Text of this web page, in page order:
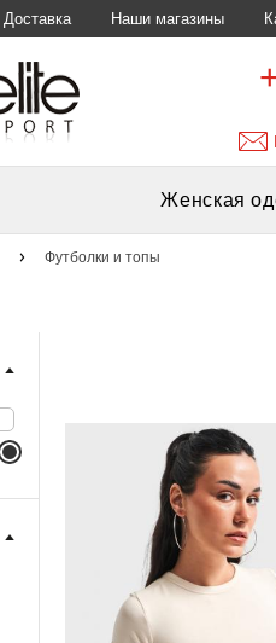
Доставка Наши магазины
Женская
Футболки и топы